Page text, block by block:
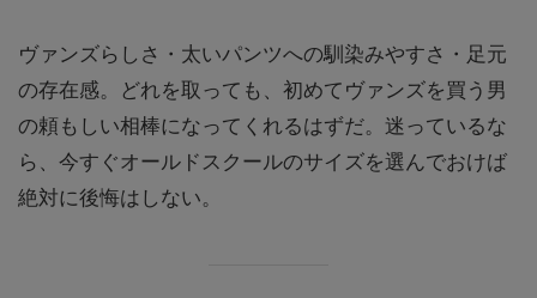
ヴァンズらしさ・太いパンツへの馴染みやすさ・足元
の存在感。どれを取っても、初めてヴァンズを買う男
の頼もしい相棒になってくれるはずだ。迷っているな
ら、今すぐオールドスクールのサイズを選んでおけば
絶対に後悔はしない。